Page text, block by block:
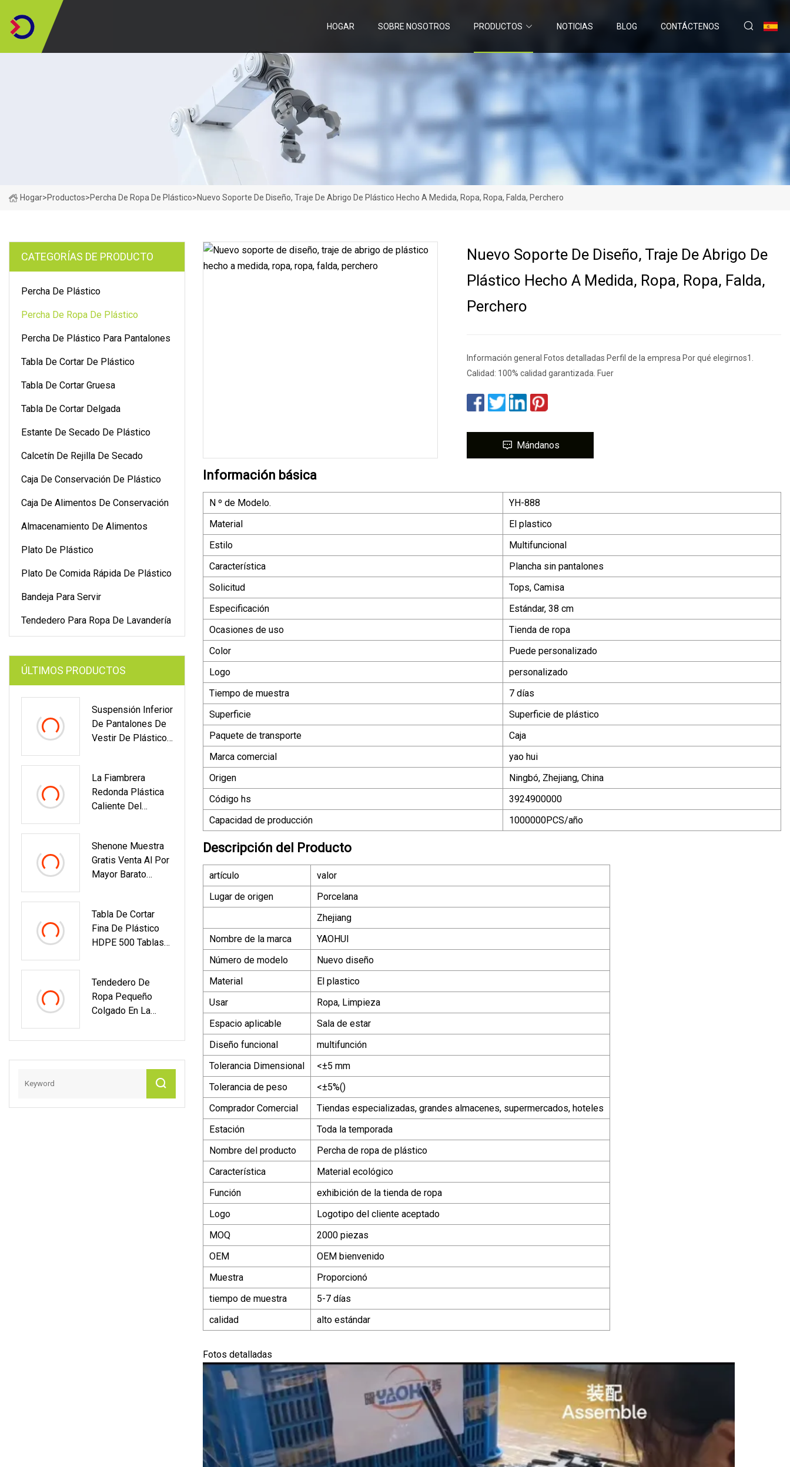
HOGAR SOBRE NOSOTROS PRODUCTOS NOTICIAS BLOG CONTÁCTENOS
Hogar>Productos>Percha De Ropa De Plástico>Nuevo Soporte De Diseño, Traje De Abrigo De Plástico Hecho A Medida, Ropa, Ropa, Falda, Perchero
CATEGORÍAS DE PRODUCTO
Percha De Plástico
Percha De Ropa De Plástico
Percha De Plástico Para Pantalones
Tabla De Cortar De Plástico
Tabla De Cortar Gruesa
Tabla De Cortar Delgada
Estante De Secado De Plástico
Calcetín De Rejilla De Secado
Caja De Conservación De Plástico
Caja De Alimentos De Conservación
Almacenamiento De Alimentos
Plato De Plástico
Plato De Comida Rápida De Plástico
Bandeja Para Servir
Tendedero Para Ropa De Lavandería
ÚLTIMOS PRODUCTOS
Suspensión Inferior
De Pantalones De
Vestir De Plástico
Gancho Giratorio De
Metal Y Clips
Móviles
La Fiambrera
Redonda Plástica
Caliente Del
Fresca De La
Fábrica Del
Almacenamiento
Shenone Muestra
Gratis Venta Al Por
Mayor Barato
Poco Profundo
Mate Negro
Redondo Plato De
Tabla De Cortar
Fina De Plástico
HDPE 500 Tablas
Tendedero De
Ropa Pequeño
Colgado En La
Plástico Caliente
Nuevo Soporte De Diseño, Traje De Abrigo De
Plástico Hecho A Medida, Ropa, Ropa, Falda,
Perchero
Información general Fotos detalladas Perfil de la empresa Por qué elegirnos1.
Calidad: 100% calidad garantizada. Fuer
Mándanos
Información básica
N º de Modelo.
YH-888
Material
El plastico
Estilo
Multifuncional
Característica
Plancha sin pantalones
Solicitud
Tops, Camisa
Especificación
Estándar, 38 cm
Ocasiones de uso
Tienda de ropa
Color
Puede personalizado
Logo
personalizado
Tiempo de muestra
7 días
Superficie
Superficie de plástico
Paquete de transporte
Caja
Marca comercial
yao hui
Origen
Ningbó, Zhejiang, China
Código hs
3924900000
Capacidad de producción
1000000PCS/año
Descripción del Producto
artículo
valor
Lugar de origen
Porcelana
Zhejiang
Nombre de la marca
YAOHUI
Número de modelo
Nuevo diseño
Material
El plastico
Usar
Ropa, Limpieza
Espacio aplicable
Sala de estar
Diseño funcional
multifunción
Tolerancia Dimensional
<±5 mm
Tolerancia de peso
<±5%()
Comprador Comercial
Tiendas especializadas, grandes almacenes, supermercados, hoteles
Estación
Toda la temporada
Nombre del producto
Percha de ropa de plástico
Característica
Material ecológico
Función
exhibición de la tienda de ropa
Logo
Logotipo del cliente aceptado
MOQ
2000 piezas
OEM
OEM bienvenido
Muestra
Proporcionó
tiempo de muestra
5-7 días
calidad
alto estándar
Fotos detalladas